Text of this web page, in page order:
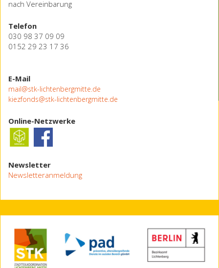
nach Vereinbarung
Telefon
030 98 37 09 09
0152 29 23 17 36
E-Mail
mail@stk-lichtenbergmitte.de
kiezfonds@stk-lichtenbergmitte.de
Online-Netzwerke
Newsletter
Newsletteranmeldung